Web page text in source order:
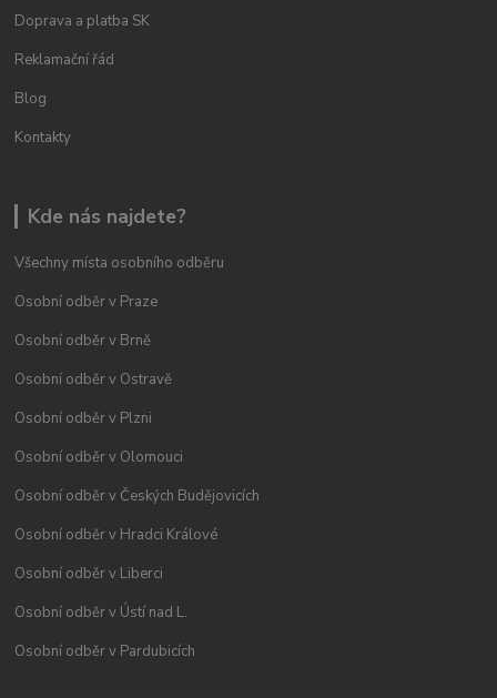
Doprava a platba SK
Reklamační řád
Blog
Kontakty
Kde nás najdete?
Všechny místa osobního odběru
Osobní odběr v Praze
Osobní odběr v Brně
Osobní odběr v Ostravě
Osobní odběr v Plzni
Osobní odběr v Olomouci
Osobní odběr v Českých Budějovicích
Osobní odběr v Hradci Králové
Osobní odběr v Liberci
Osobní odběr v Ústí nad L.
Osobní odběr v Pardubicích